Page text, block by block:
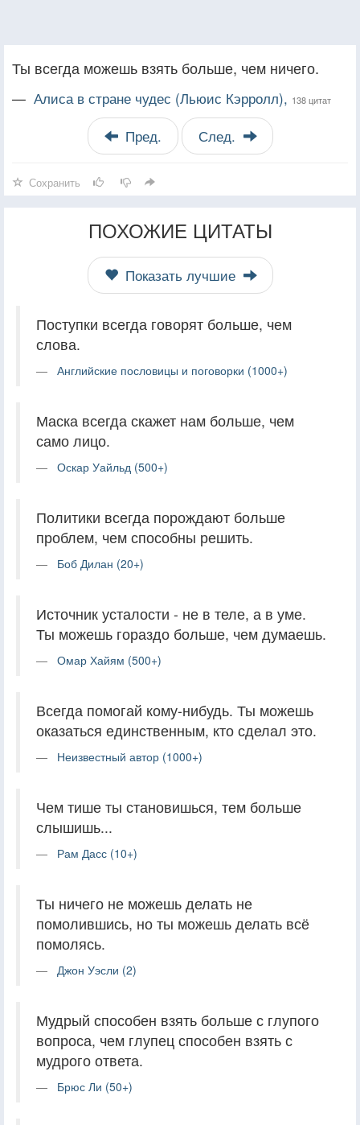
Ты всегда можешь взять больше, чем ничего.
— Алиса в стране чудес (Льюис Кэрролл), 138 цитат
Пред. След.
Сохранить
ПОХОЖИЕ ЦИТАТЫ
Показать лучшие
Поступки всегда говорят больше, чем
слова.
Английские пословицы и поговорки (1000+)
Маска всегда скажет нам больше, чем
само лицо.
Оскар Уайльд (500+)
Политики всегда порождают больше
проблем, чем способны решить.
Боб Дилан (20+)
Источник усталости - не в теле, а в уме.
Ты можешь гораздо больше, чем думаешь.
Омар Хайям (500+)
Всегда помогай кому-нибудь. Ты можешь
оказаться единственным, кто сделал это.
Неизвестный автор (1000+)
Чем тише ты становишься, тем больше
слышишь...
Рам Дасс (10+)
Ты ничего не можешь делать не
помолившись, но ты можешь делать всё
помолясь.
Джон Уэсли (2)
Мудрый способен взять больше с глупого
вопроса, чем глупец способен взять с
мудрого ответа.
Брюс Ли (50+)